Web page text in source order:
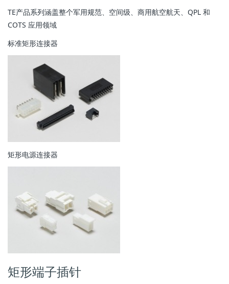
TE产品系列涵盖整个军用规范、空间级、商用航空航天、QPL 和
COTS 应用领域
标准矩形连接器
矩形电源连接器
矩形端子插针